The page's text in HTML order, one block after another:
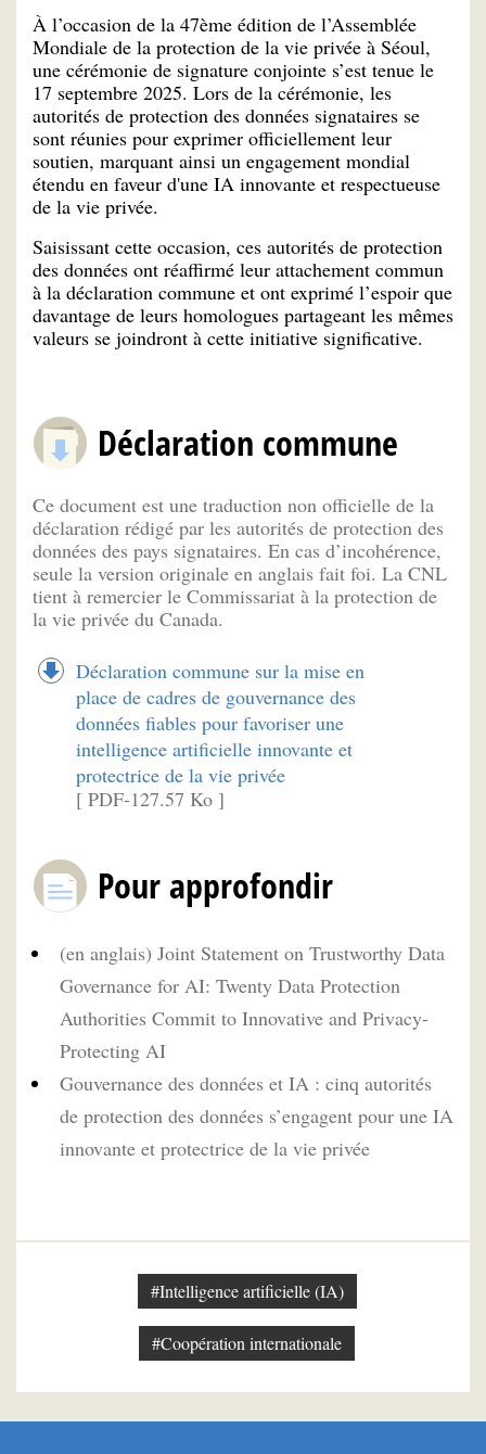
À l’occasion de la 47ème édition de l’Assemblée
Mondiale de la protection de la vie privée à Séoul,
une cérémonie de signature conjointe s’est tenue le
17 septembre 2025. Lors de la cérémonie, les
autorités de protection des données signataires se
sont réunies pour exprimer officiellement leur
soutien, marquant ainsi un engagement mondial
étendu en faveur d'une IA innovante et respectueuse
de la vie privée.
Saisissant cette occasion, ces autorités de protection
des données ont réaffirmé leur attachement commun
à la déclaration commune et ont exprimé l’espoir que
davantage de leurs homologues partageant les mêmes
valeurs se joindront à cette initiative significative.
Déclaration commune
Ce document est une traduction non officielle de la
déclaration rédigé par les autorités de protection des
données des pays signataires. En cas d’incohérence,
seule la version originale en anglais fait foi. La CNL
tient à remercier le Commissariat à la protection de
la vie privée du Canada.
Déclaration commune sur la mise en
place de cadres de gouvernance des
données fiables pour favoriser une
intelligence artificielle innovante et
protectrice de la vie privée
[ PDF-127.57 Ko ]
Pour approfondir
(en anglais) Joint Statement on Trustworthy Data
Governance for AI: Twenty Data Protection
Authorities Commit to Innovative and Privacy-
Protecting AI
Gouvernance des données et IA : cinq autorités
de protection des données s’engagent pour une IA
innovante et protectrice de la vie privée
#Intelligence artificielle (IA)
#Coopération internationale